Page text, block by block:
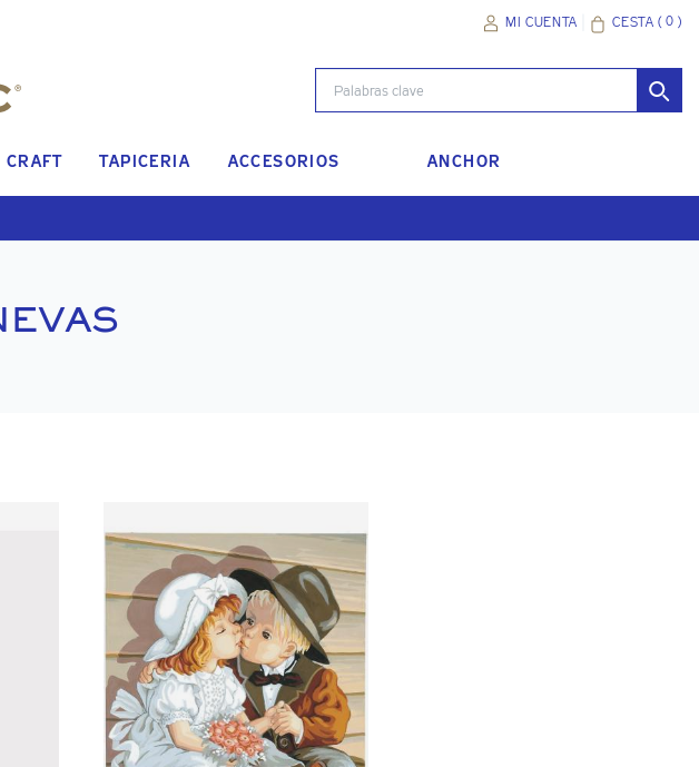
MI CUENTA CESTA ( 0 )
CRAFT TAPICERIA ACCESORIOS ANCHOR